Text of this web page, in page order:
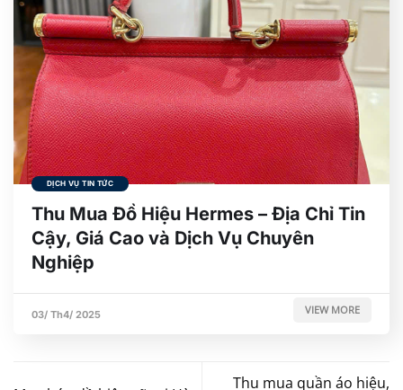
DỊCH VỤ TIN TỨC
Thu Mua Đồ Hiệu Hermes – Địa Chỉ Tin
Cậy, Giá Cao và Dịch Vụ Chuyên
Nghiệp
03/ Th4/ 2025 VIEW MORE
Thu mua quần áo hiệu,